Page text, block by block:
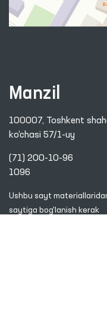
Manzil
100007, Toshkent
ko‘chasi 57/1-uy
(71) 200-10-96
1096
Ushbu sayt
saytiga bog'lanish kerak